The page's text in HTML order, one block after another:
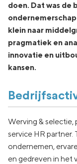
doen. Dat was de
klein naar
pragmatiek en
innovatie en
kansen.
Werving & selectie,
service HR partner.
ondernemen,
en gedreven in het